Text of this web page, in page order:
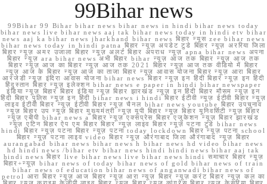
99Bihar news
99Bihar 99 Bihar bihar news bihar news in hindi bihar news today
bihar news live bihar news aaj tak bihar news today in hindi etv bihar
news aaj ka bihar news jharkhand bihar news बिहार न्यूस zee bihar news
bihar news today in hindi patna बिहार न्यूज़ अपडेट टुडे बिहार न्यूज़ अररिया जिला
बिहार न्यूज़ अमर उजाला बिहार न्यूज़ अलर्ट बिहार अपराध न्यूज़ apna bihar news अपना
बिहार न्यूज़ ara bihar news अभी बिहार bihar न्यूज़ आज तक बिहार न्यूज़ आज तक
बिहार न्यूज़ आज का बिहार न्यूज़ आज तक 2021 बिहार न्यूज़ आज तक वीडियो में बिहार
न्यूज़ आज के बिहार न्यूज़ आज का ताजा बिहार न्यूज़ आवास योजना बिहार न्यूज़ आरा बिहार
आरजेडी न्यूज़ इंदिरा आवास योजना bihar news बिहार न्यूज़ इन हिंदी बिहार न्यूज़ इन हिंदी
हिंदुस्तान बिहार न्यूज़ इलेक्शन bihar news e paper in hindi bihar newspaper
इंडिया न्यूज़ बिहार बिहार इंडिया न्यूज़ बिहार झारखंड न्यूज़ इन हिंदी बिहार मौसम न्यूज़ इन
हिंदी बिहार पुलिस न्यूज़ इन हिंदी bihar news i hindi बिहार ईटीवी न्यूज़ ईटीवी बिहार न्यूज़
लाइव ईटीवी बिहार न्यूज़ ईटीवी बिहार न्यूज़ चैनल bihar news youtube बिहार उपचुनाव
न्यूज़ बिहार उप न्यूज़ बिहार मुख्यमंत्री न्यूज़ यूपी बिहार न्यूज़ बिहार यूनिवर्सिटी न्यूज़ बिहार
न्यूज़ एबीपी bihar news a बिहार न्यूज़ एक्सप्रेस बिहार एजुकेशन न्यूज़ बिहार झारखंड
न्यूज़ एटिन बिहार ऐप एम बिहार बिहार न्यूज़ लाइव बिहार न्यूज़ पटना टुडे bihar news
hindi बिहार न्यूज़ पटना बिहार न्यूज़ पटना today lockdown बिहार न्यूज़ पटना school
बिहार न्यूज़ पटना लाइव video बिहार न्यूज़ औरंगाबाद जिला औरंगाबाद न्यूज़ बिहार
aurangabad bihar news bihar news h bihar news hd video bihar news
hd hindi news /bihar etv bihar news hindi hindi news bihar aaj tak
hindi news बिहार live bihar news live bihar news hindi समाचार बिहार न्यूज़
बिहार+न्यूज़ bihar news of today bihar news of gold bihar news of train
bihar news of education bihar news of anganwadi bihar news of
petrol आरा बिहार न्यूज़ आज बिहार न्यूज़ आरा न्यूज़ बिहार न्यूज़ करंट बिहार न्यूज़ कल का